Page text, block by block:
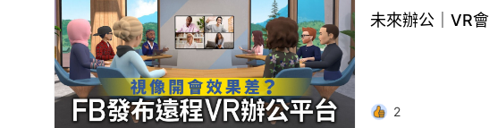
未來辦公｜VR
2